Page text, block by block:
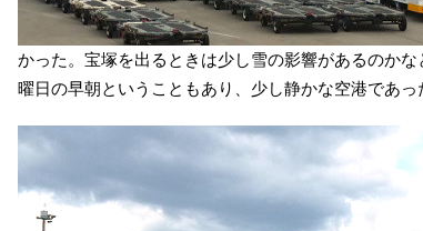
かった。宝塚を出るときは少し雪の影響があるのか
曜日の早朝ということもあり、少し静かな空港であっ